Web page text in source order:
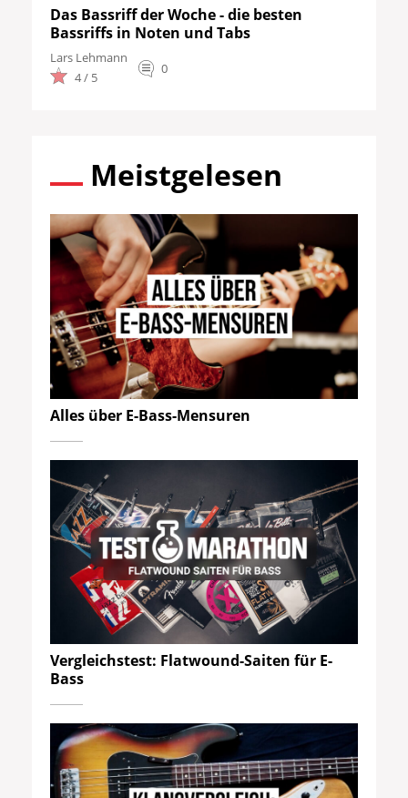
Das Bassriff der Woche - die besten
Bassriffs in Noten und Tabs
Lars Lehmann
4 / 5
0
Meistgelesen
Alles über E-Bass-Mensuren
Vergleichstest: Flatwound-Saiten für E-
Bass